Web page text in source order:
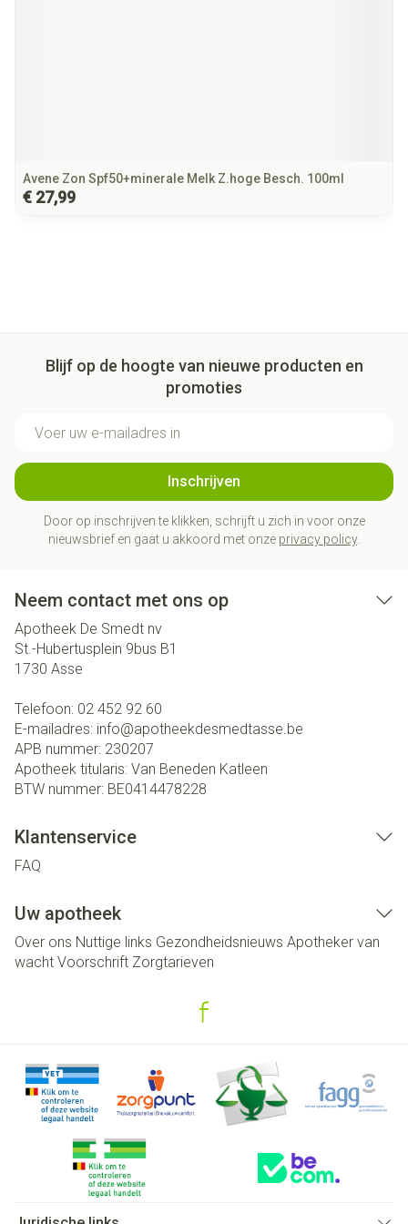
Avene Zon Spf50+minerale Melk Z.hoge Besch. 100ml
€ 27,99
Blijf op de hoogte van nieuwe producten en
promoties
Inschrijven
Door op inschrijven te klikken, schrijft u zich in voor onze
nieuwsbrief en gaat u akkoord met onze privacy policy.
Neem contact met ons op
Apotheek De Smedt nv
St.-Hubertusplein 9bus B1
1730 Asse
Telefoon: 02 452 92 60
E-mailadres: info@apotheekdesmedtasse.be
APB nummer: 230207
Apotheek titularis: Van Beneden Katleen
BTW nummer: BE0414478228
Klantenservice
FAQ
Uw apotheek
Over ons Nuttige links Gezondheidsnieuws Apotheker van
wacht Voorschrift Zorgtarieven